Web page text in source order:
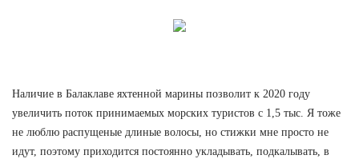
Наличие в Балаклаве яхтенной марины позволит к 2020 году
увеличить поток принимаемых морских туристов с 1,5 тыс. Я тоже
не люблю распущеные длиные волосы, но стижки мне просто не
идут, поэтому приходится постоянно укладывать, подкалывать, в